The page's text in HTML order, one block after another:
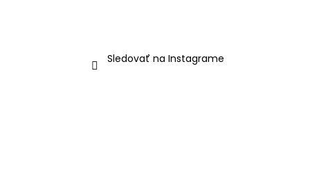
Sledovať na Instagrame